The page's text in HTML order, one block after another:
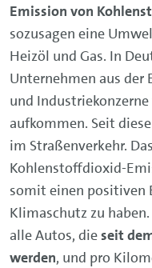
Emission von
sozusagen eine
Heizöl und Gas. In
Unternehmen aus
und
aufkommen. Seit
im Straßenverkehr.
Kohlenstoffdioxid-
somit einen positiven
Klimaschutz zu
alle Autos, dieseit
werden, und pro